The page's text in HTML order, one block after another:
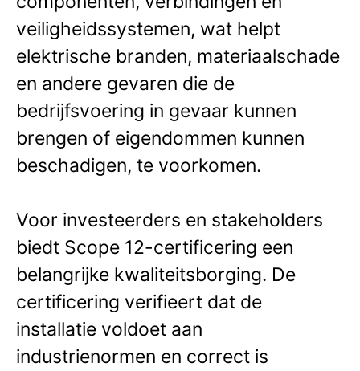
veiligheidssystemen, wat helpt
elektrische branden, materiaalschade
en andere gevaren die de
bedrijfsvoering in gevaar kunnen
brengen of eigendommen kunnen
beschadigen, te voorkomen.
Voor investeerders en stakeholders
biedt Scope 12-certificering een
belangrijke kwaliteitsborging. De
certificering verifieert dat de
installatie voldoet aan
industrienormen en correct is